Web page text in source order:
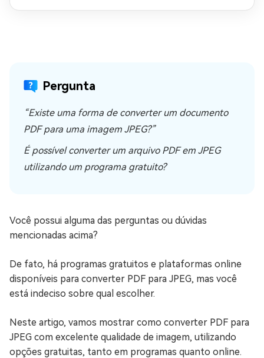
Pergunta
“Existe uma forma de converter um documento
PDF para uma imagem JPEG?”
É possível converter um arquivo PDF em JPEG
utilizando um programa gratuito?
Você possui alguma das perguntas ou dúvidas
mencionadas acima?
De fato, há programas gratuitos e plataformas online
disponíveis para converter PDF para JPEG, mas você
está indeciso sobre qual escolher.
Neste artigo, vamos mostrar como converter PDF para
JPEG com excelente qualidade de imagem, utilizando
opções gratuitas, tanto em programas quanto online.